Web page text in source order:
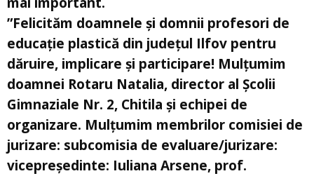
”Felicităm doamnele și domnii profesori de
educație plastică din județul Ilfov pentru
dăruire, implicare și participare! Mulțumim
doamnei Rotaru Natalia, director al Școlii
Gimnaziale Nr. 2, Chitila și echipei de
organizare. Mulțumim membrilor comisiei de
jurizare: subcomisia de evaluare/jurizare:
vicepreşedinte: Iuliana Arsene, prof.